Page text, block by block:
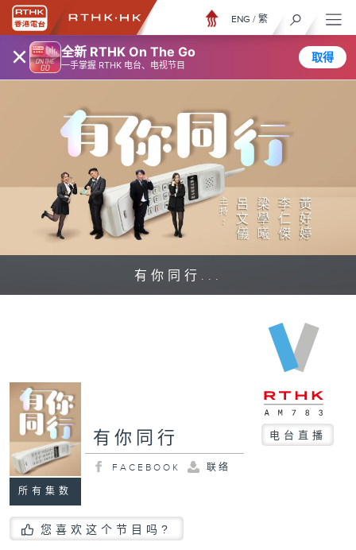
× 全新 RTHK On The Go
一手掌握 RTHK 电台、电视节目
取得
ENG / 繁
有你同行...
所有集数
有你同行 电台直播
FACEBOOK 联络
您喜欢这个节目吗?